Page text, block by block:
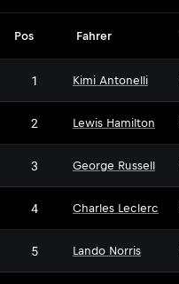
Pos Fahrer
1 Kimi Antonelli
2 Lewis Hamilton
3 George Russell
4 Charles Leclerc
5 Lando Norris